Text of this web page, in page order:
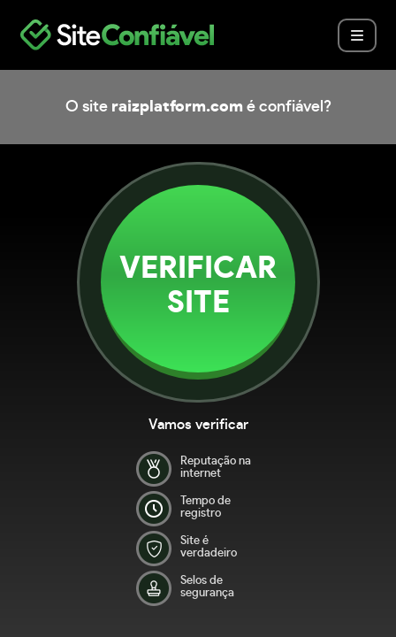
O site raizplatform.com é confiável?
VERIFICAR
SITE
Vamos verificar
Reputação na
internet
Tempo de
registro
Site é
verdadeiro
Selos de
segurança